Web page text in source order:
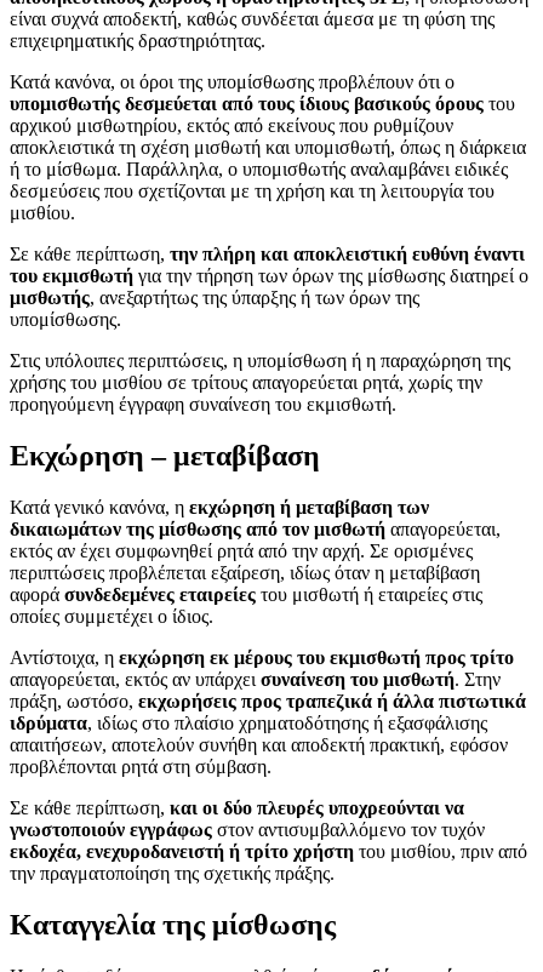
είναι συχνά αποδεκτή, καθώς συνδέεται άμεσα με τη φύση της
επιχειρηματικής δραστηριότητας.
Κατά κανόνα, οι όροι της υπομίσθωσης προβλέπουν ότι ο
υπομισθωτής δεσμεύεται από τους ίδιους βασικούς όρους του
αρχικού μισθωτηρίου, εκτός από εκείνους που ρυθμίζουν
αποκλειστικά τη σχέση μισθωτή και υπομισθωτή, όπως η διάρκεια
ή το μίσθωμα. Παράλληλα, ο υπομισθωτής αναλαμβάνει ειδικές
δεσμεύσεις που σχετίζονται με τη χρήση και τη λειτουργία του
μισθίου.
Σε κάθε περίπτωση, την πλήρη και αποκλειστική ευθύνη έναντι
του εκμισθωτή για την τήρηση των όρων της μίσθωσης διατηρεί ο
μισθωτής, ανεξαρτήτως της ύπαρξης ή των όρων της
υπομίσθωσης.
Στις υπόλοιπες περιπτώσεις, η υπομίσθωση ή η παραχώρηση της
χρήσης του μισθίου σε τρίτους απαγορεύεται ρητά, χωρίς την
προηγούμενη έγγραφη συναίνεση του εκμισθωτή.
Εκχώρηση – μεταβίβαση
Κατά γενικό κανόνα, η εκχώρηση ή μεταβίβαση των
δικαιωμάτων της μίσθωσης από τον μισθωτή απαγορεύεται,
εκτός αν έχει συμφωνηθεί ρητά από την αρχή. Σε ορισμένες
περιπτώσεις προβλέπεται εξαίρεση, ιδίως όταν η μεταβίβαση
αφορά συνδεδεμένες εταιρείες του μισθωτή ή εταιρείες στις
οποίες συμμετέχει ο ίδιος.
Αντίστοιχα, η εκχώρηση εκ μέρους του εκμισθωτή προς τρίτο
απαγορεύεται, εκτός αν υπάρχει συναίνεση του μισθωτή. Στην
πράξη, ωστόσο, εκχωρήσεις προς τραπεζικά ή άλλα πιστωτικά
ιδρύματα, ιδίως στο πλαίσιο χρηματοδότησης ή εξασφάλισης
απαιτήσεων, αποτελούν συνήθη και αποδεκτή πρακτική, εφόσον
προβλέπονται ρητά στη σύμβαση.
Σε κάθε περίπτωση, και οι δύο πλευρές υποχρεούνται να
γνωστοποιούν εγγράφως στον αντισυμβαλλόμενο τον τυχόν
εκδοχέα, ενεχυροδανειστή ή τρίτο χρήστη του μισθίου, πριν από
την πραγματοποίηση της σχετικής πράξης.
Καταγγελία της μίσθωσης